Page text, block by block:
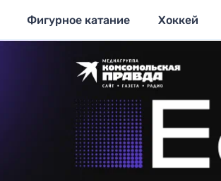
Фигурное катание Хоккей